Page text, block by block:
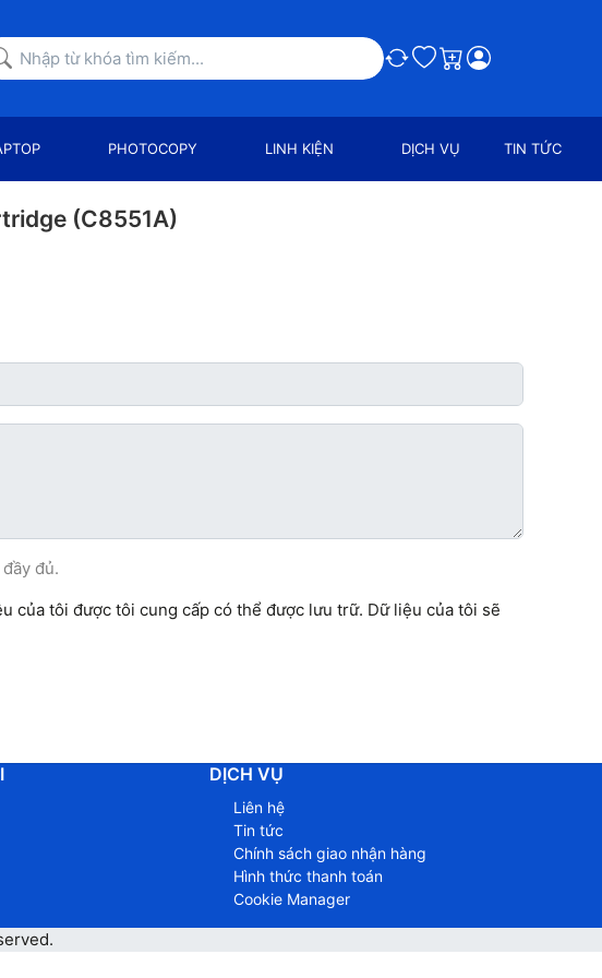
So sánh
Ưa thích
Giỏ hàng
PHOTOCOPY LINH KIỆN DỊCH VỤ TIN TỨC
(C8551A)
Xuất sắc
đủ.
của tôi được tôi cung cấp có thể được lưu trữ. Dữ liệu của tôi sẽ
DỊCH VỤ
Liên hệ
Tin tức
Chính sách giao nhận hàng
Hình thức thanh toán
Cookie Manager